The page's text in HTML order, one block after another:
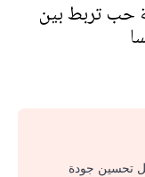
حب تربط بين
تحسين جودة